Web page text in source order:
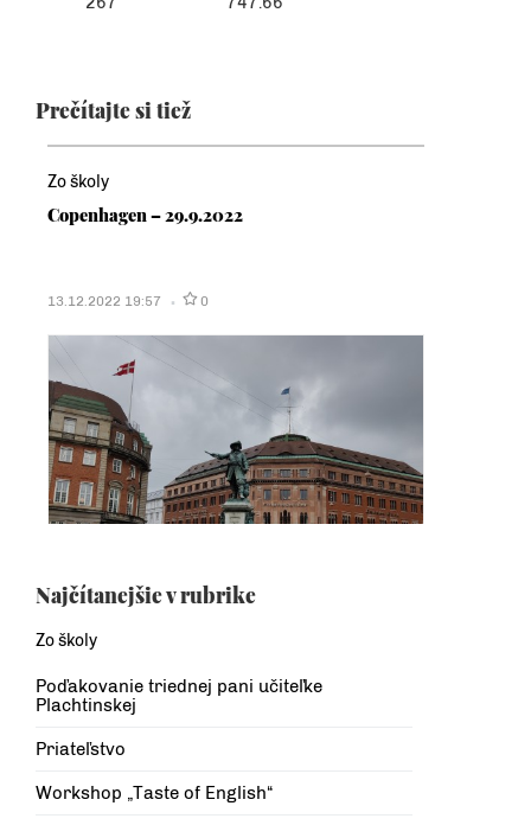
Prečítajte si tiež
Zo školy
Copenhagen – 29.9.2022
13.12.2022 19:57 0
Najčítanejšie v rubrike
Zo školy
Poďakovanie triednej pani učiteľke
Plachtinskej
Priateľstvo
Workshop „Taste of English“